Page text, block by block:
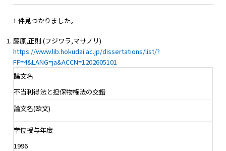
1 件見つかりました。
藤原,正則 (フジワラ,マサノリ)
https://www.lib.hokudai.ac.jp/dissertations/list/?
FF=4&LANG=ja&ACCN=1202605101
論文名
不当利得法と担保物権法の交錯
論文名(欧文)
学位授与年度
1996